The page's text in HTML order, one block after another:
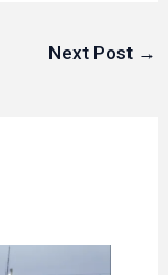
Next Post →